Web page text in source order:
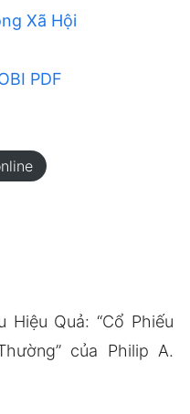
Xã Hội
PDF
Quả: “Cổ Phiếu
của Philip A.